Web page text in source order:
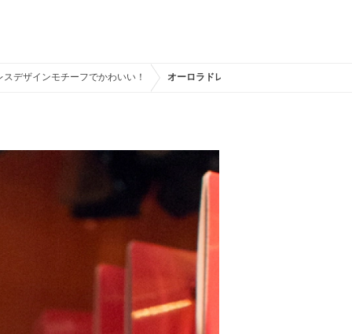
デザインモチーフでかわいい！ オーロラドレススマホクリーナー